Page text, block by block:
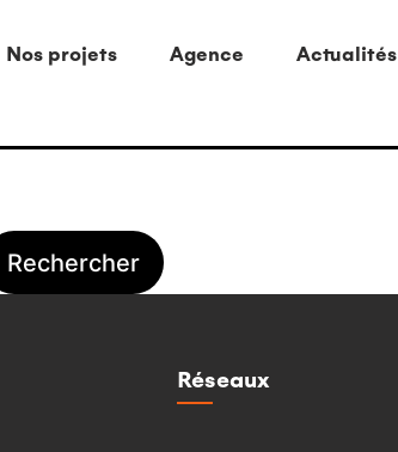
Nos projets Agence Actualités
Réseaux